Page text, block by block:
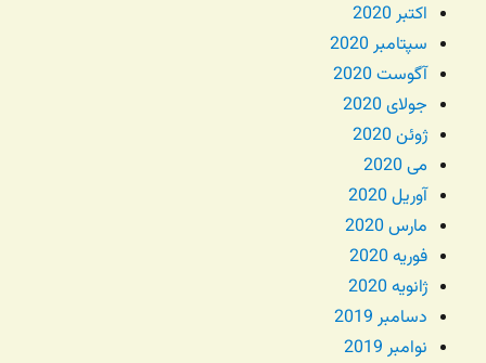
اکتبر 2020
سپتامبر 2020
آگوست 2020
جولای 2020
ژوئن 2020
می 2020
آوریل 2020
مارس 2020
فوریه 2020
ژانویه 2020
دسامبر 2019
نوامبر 2019